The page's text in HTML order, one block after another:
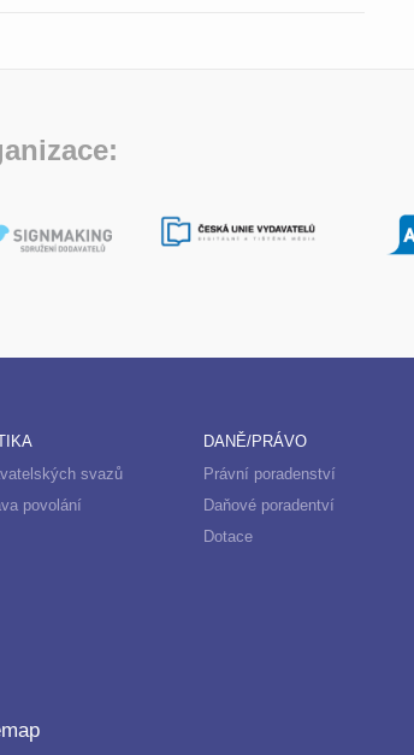
svazů
povolání
DANĚ/PRÁVO
Právní poradenství
Daňové poradentví
Dotace